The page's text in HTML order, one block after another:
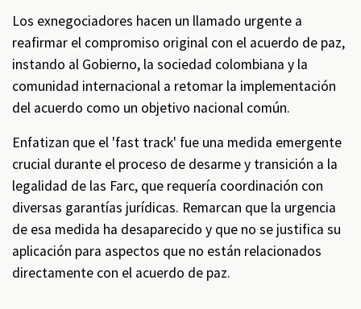
Los exnegociadores hacen un llamado urgente a
reafirmar el compromiso original con el acuerdo de paz,
instando al Gobierno, la sociedad colombiana y la
comunidad internacional a retomar la implementación
del acuerdo como un objetivo nacional común.
Enfatizan que el 'fast track' fue una medida emergente
crucial durante el proceso de desarme y transición a la
legalidad de las Farc, que requería coordinación con
diversas garantías jurídicas. Remarcan que la urgencia
de esa medida ha desaparecido y que no se justifica su
aplicación para aspectos que no están relacionados
directamente con el acuerdo de paz.